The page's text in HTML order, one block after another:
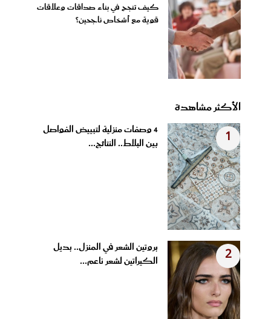
كيف تنجح في بناء صداقات وعلاقات
قوية مع أشخاص ناجحين؟
الأكثر مشاهدة
1
4 وصفات منزلية لتبييض الفواصل
بين البلاط.. النتائج...
2
بروتين الشعر في المنزل.. بديل
الكيراتين لشعر ناعم...